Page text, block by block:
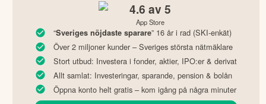
4.6 av 5
App Store
“Sveriges nöjdaste sparare” 16 år i rad (SKI-enkät)
Över 2 miljoner kunder – Sveriges största nätmäklare
Stort utbud: Investera i fonder, aktier, IPO:er & derivat
Allt samlat: Investeringar, sparande, pension & bolån
Öppna konto helt gratis – kom igång på några minuter